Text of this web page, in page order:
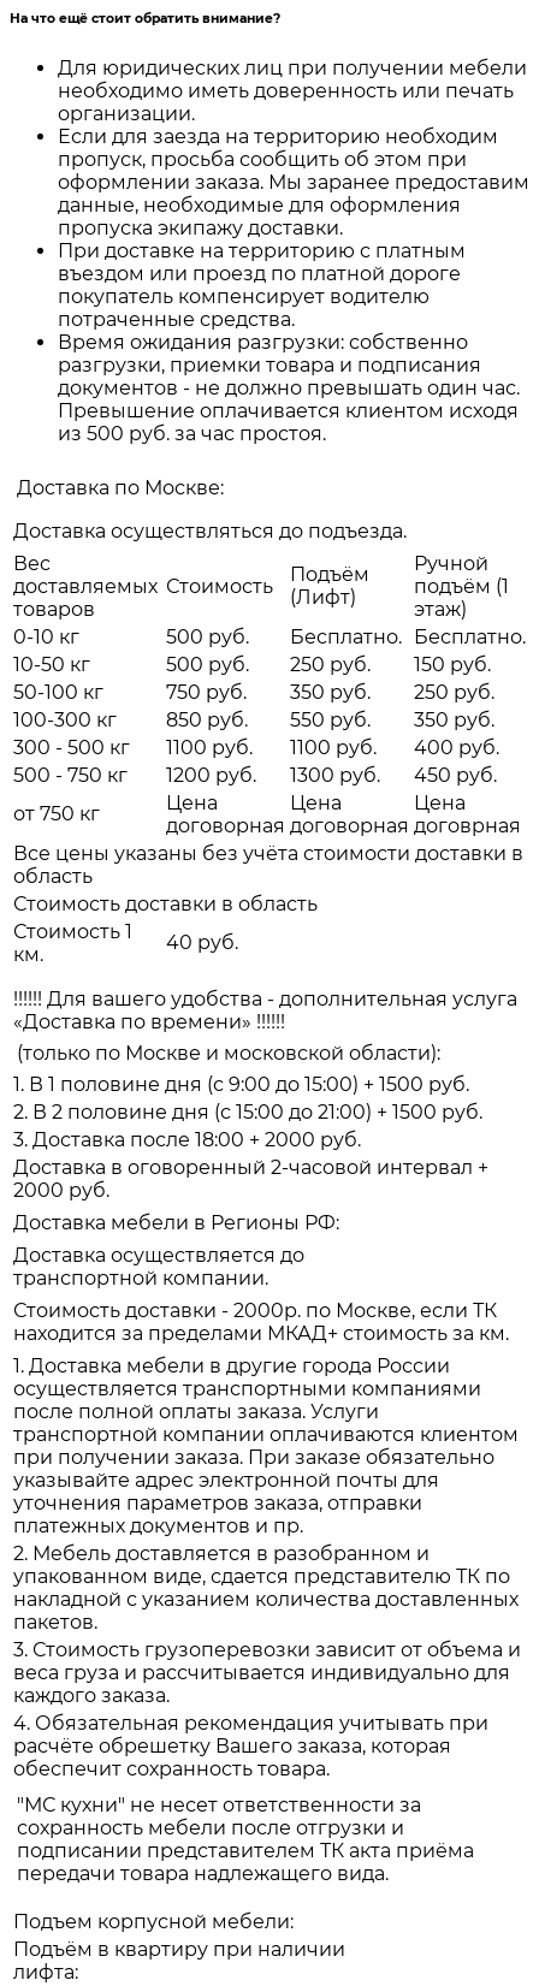
На что ещё стоит обратить внимание?
Для юридических лиц при получении мебели
необходимо иметь доверенность или печать
организации.
Если для заезда на территорию необходим
пропуск, просьба сообщить об этом при
оформлении заказа. Мы заранее предоставим
данные, необходимые для оформления
пропуска экипажу доставки.
При доставке на территорию с платным
въездом или проезд по платной дороге
покупатель компенсирует водителю
потраченные средства.
Время ожидания разгрузки: собственно
разгрузки, приемки товара и подписания
документов - не должно превышать один час.
Превышение оплачивается клиентом исходя
из 500 руб. за час простоя.
Доставка по Москве:
Доставка осуществляться до подъезда.
Вес
доставляемых
товаров
Стоимость
Подъём
(Лифт)
Ручной
подъём (1
этаж)
0-10 кг
500 руб. Бесплатно.
Бесплатно.
10-50 кг
500 руб. 250 руб.
150 руб.
50-100 кг
750 руб. 350 руб.
250 руб.
100-300 кг
850 руб. 550 руб.
350 руб.
300 - 500 кг
1100 руб. 1100 руб.
400 руб.
500 - 750 кг
1200 руб. 1300 руб.
450 руб.
от 750 кг
Цена
договорная
Цена
договорная
Цена
договрная
Все цены указаны без учёта стоимости доставки в
область
Стоимость доставки в область
Стоимость 1
км.
40 руб.
!!!!!! Для вашего удобства - дополнительная услуга
«Доставка по времени» !!!!!!
(только по Москве и московской области):
1. В 1 половине дня (с 9:00 до 15:00) + 1500 руб.
2. В 2 половине дня (с 15:00 до 21:00) + 1500 руб.
3. Доставка после 18:00 + 2000 руб.
Доставка в оговоренный 2-часовой интервал +
2000 руб.
Доставка мебели в Регионы РФ:
Доставка осуществляется до
транспортной компании.
Стоимость доставки - 2000р. по Москве, если ТК
находится за пределами МКАД+ стоимость за км.
1. Доставка мебели в другие города России
осуществляется транспортными компаниями
после полной оплаты заказа. Услуги
транспортной компании оплачиваются клиентом
при получении заказа. При заказе обязательно
указывайте адрес электронной почты для
уточнения параметров заказа, отправки
платежных документов и пр.
2. Мебель доставляется в разобранном и
упакованном виде, сдается представителю ТК по
накладной с указанием количества доставленных
пакетов.
3. Стоимость грузоперевозки зависит от объема и
веса груза и рассчитывается индивидуально для
каждого заказа.
4. Обязательная рекомендация учитывать при
расчёте обрешетку Вашего заказа, которая
обеспечит сохранность товара.
"МС кухни" не несет ответственности за
сохранность мебели после отгрузки и
подписании представителем ТК акта приёма
передачи товара надлежащего вида.
Подъем корпусной мебели:
Подъём в квартиру при наличии
лифта: